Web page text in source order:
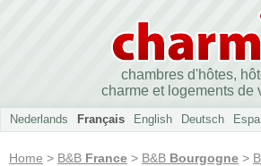
chambres d'hôtes,
charme et logements de
Nederlands Français English Deutsch
Home > B&B France > B&B Bourgogne >